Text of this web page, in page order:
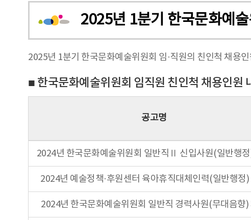
2025년 1분기 한국문화예
2025년 1분기 한국문화예술위원회 임·직원의 친인척 채용
■ 한국문화예술위원회 임직원 친인척 채용인원
공고명
2024년 한국문화예술위원회 일반직Ⅱ 신입사원(일반행
2024년 예술정책·후원센터 육아휴직대체인력(일반행정)
2024년 한국문화예술위원회 일반직 경력사원(무대음향)